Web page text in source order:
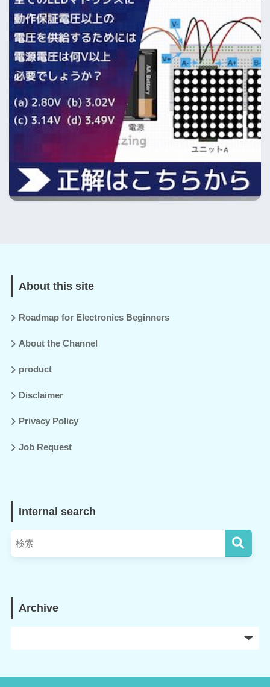
About this site
Roadmap for Electronics Beginners
About the Channel
product
Disclaimer
Privacy Policy
Job Request
Internal search
Archive